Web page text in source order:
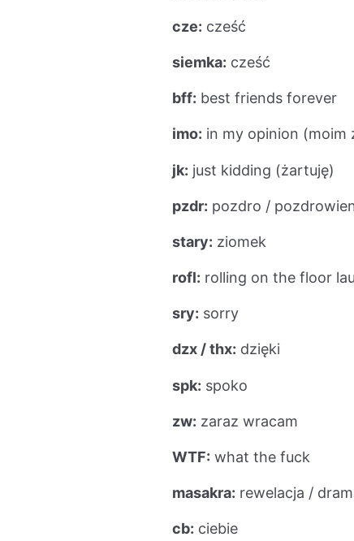
cze: cześć
siemka: cześć
bff: best friends forever
imo: in my opinion (moim
jk: just kidding (żartuję)
pzdr: pozdro /
stary: ziomek
rofl: rolling on the floor
sry: sorry
dzx / thx: dzięki
spk: spoko
zw: zaraz wracam
WTF: what the fuck
masakra: rewelacja /
cb: ciebie